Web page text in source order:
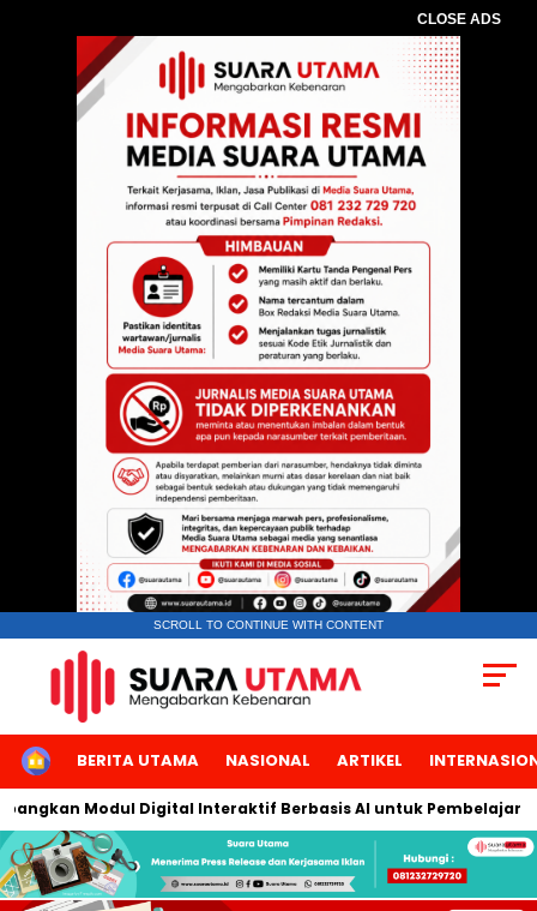
CLOSE ADS
SCROLL TO CONTINUE WITH CONTENT
HOMEBERITA UTAMA NASIONAL ARTIKEL
Modul Digital Interaktif Berbasis AI untuk Pembelajaran